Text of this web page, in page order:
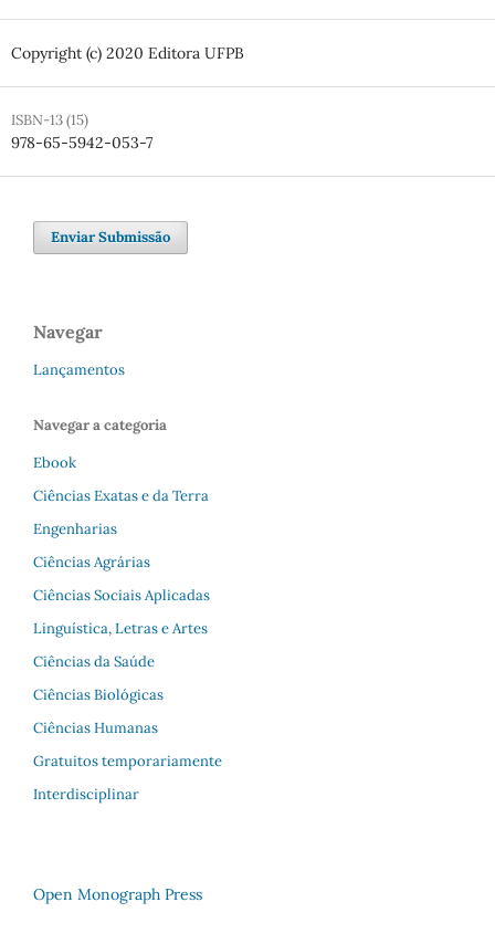
Copyright (c) 2020 Editora UFPB
ISBN-13 (15)
978-65-5942-053-7
Enviar Submissão
Navegar
Lançamentos
Navegar a categoria
Ebook
Ciências Exatas e da Terra
Engenharias
Ciências Agrárias
Ciências Sociais Aplicadas
Linguística, Letras e Artes
Ciências da Saúde
Ciências Biológicas
Ciências Humanas
Gratuitos temporariamente
Interdisciplinar
Open Monograph Press